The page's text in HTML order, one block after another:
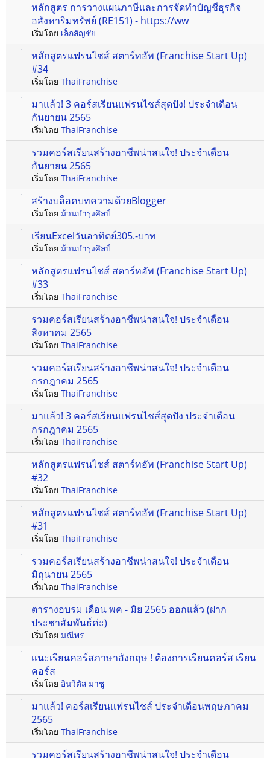
หลักสูตร การวางแผนภาษีและการจัดทำบัญชีธุรกิจ
อสังหาริมทรัพย์ (RE151) - https://ww
เริ่มโดย เล็กสัญชัย
หลักสูตรแฟรนไชส์ สตาร์ทอัพ (Franchise Start Up)
#34
เริ่มโดย ThaiFranchise
มาแล้ว! 3 คอร์สเรียนแฟรนไชส์สุดปัง! ประจำเดือน
กันยายน 2565
เริ่มโดย ThaiFranchise
รวมคอร์สเรียนสร้างอาชีพน่าสนใจ! ประจำเดือน
กันยายน 2565
เริ่มโดย ThaiFranchise
สร้างบล็อคบทความด้วยBlogger
เริ่มโดย ม้วนบำรุงศิลป์
เรียนExcelวันอาทิตย์305.-บาท
เริ่มโดย ม้วนบำรุงศิลป์
หลักสูตรแฟรนไชส์ สตาร์ทอัพ (Franchise Start Up)
#33
เริ่มโดย ThaiFranchise
รวมคอร์สเรียนสร้างอาชีพน่าสนใจ! ประจำเดือน
สิงหาคม 2565
เริ่มโดย ThaiFranchise
รวมคอร์สเรียนสร้างอาชีพน่าสนใจ! ประจำเดือน
กรกฎาคม 2565
เริ่มโดย ThaiFranchise
มาแล้ว! 3 คอร์สเรียนแฟรนไชส์สุดปัง ประจำเดือน
กรกฎาคม 2565
เริ่มโดย ThaiFranchise
หลักสูตรแฟรนไชส์ สตาร์ทอัพ (Franchise Start Up)
#32
เริ่มโดย ThaiFranchise
หลักสูตรแฟรนไชส์ สตาร์ทอัพ (Franchise Start Up)
#31
เริ่มโดย ThaiFranchise
รวมคอร์สเรียนสร้างอาชีพน่าสนใจ! ประจำเดือน
มิถุนายน 2565
เริ่มโดย ThaiFranchise
ตารางอบรม เดือน พค - มิย 2565 ออกแล้ว (ฝาก
ประชาสัมพันธ์ค่ะ)
เริ่มโดย มณีพร
เเนะเรียนคอร์สภาษาอังกฤษ ! ต้องการเรียนคอร์ส เรียน
คอร์ส
เริ่มโดย อินวิตัส มาชู
มาแล้ว! คอร์สเรียนแฟรนไชส์ ประจำเดือนพฤษภาคม
2565
เริ่มโดย ThaiFranchise
รวมคอร์สเรียนสร้างอาชีพน่าสนใจ! ประจำเดือน